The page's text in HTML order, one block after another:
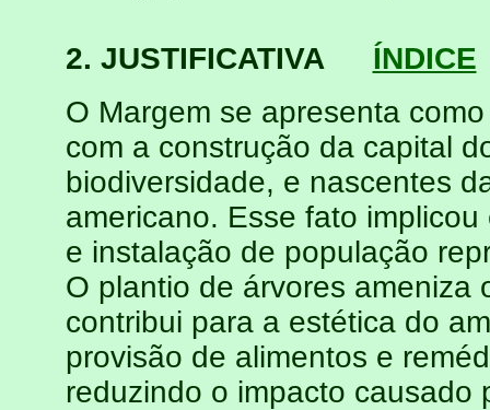
2. JUSTIFICATIVA
ÍNDICE
O Margem se apresenta
com a construção da capital
biodiversidade, e nascentes
americano. Esse fato
e instalação de população
O plantio de árvores ameniza
contribui para a estética do
provisão de alimentos e
reduzindo o impacto causado